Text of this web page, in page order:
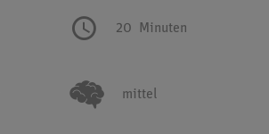
20 Minuten
mittel